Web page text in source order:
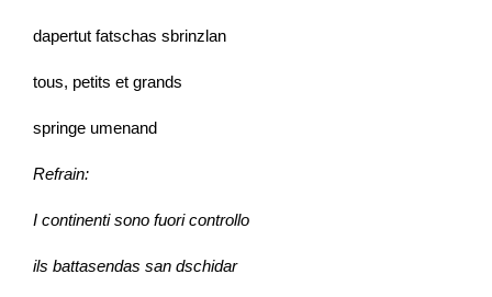
dapertut fatschas sbrinzlan
tous, petits et grands
springe umenand
Refrain:
I continenti sono fuori controllo
ils battasendas san dschidar